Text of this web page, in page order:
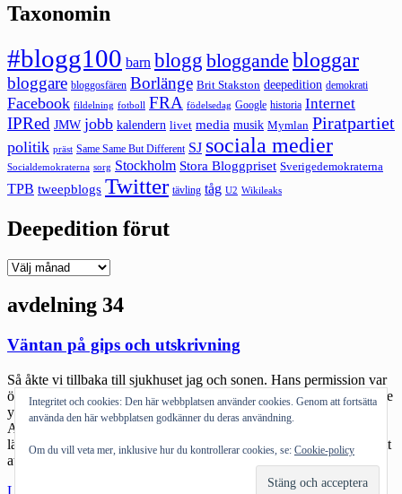
Taxonomin
#blogg100 barn blogg bloggande bloggar
bloggare bloggosfären Borlänge Brit Stakston deepedition demokrati
Facebook fildelning fotboll FRA födelsedag Google historia Internet
IPRed JMW jobb kalendern livet media musik Mymlan Piratpartiet
politik präst Same Same But Different SJ sociala medier
Socialdemokraterna sorg Stockholm Stora Bloggpriset Sverigedemokraterna
TPB tweepblogs Twitter tävling tåg U2 Wikileaks
Deepedition förut
Deepedition
avdelning 34
Väntan på gips och utskrivning
Så åkte vi tillbaka till sjukhuset jag och sonen. Hans permission var
över. Gårdagen spenderade sonen och hans mor i Falun med diverse
ytterligare röntgenundersökningar efter det illa fallet i Romme
Alpin för någon vecka sen. Vi packade min ryggsäck full:
läxböcker, laddare, två datorer, iphones, ipad, bok. Igår hade de trott
att det skulle gå fort […]
Läs mer
Integritet och cookies: Den här webbplatsen använder cookies. Genom att fortsätta
använda den här webbplatsen godkänner du deras användning.
Om du vill veta mer, inklusive hur du kontrollerar cookies, se: Cookie-policy